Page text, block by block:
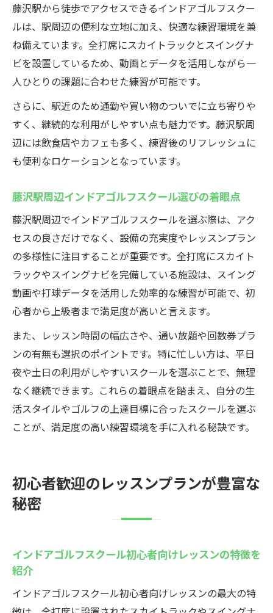
インドアゴルフスクールは季節を問わず通
える利点がある
安定した練習環境でゴルフ上達に集中でき
るスクール選び
自分の生活に合わせやすいゴルフ練習の新常識
インドアゴルフスクールは生活リズムに合
わせて通える
回数券や通い放題など多彩なプランが便利
なインドアゴルフスクール
藤沢駅近インドアゴルフスクールで無理な
く継続練習が可能
自分のペースで選べるインドアゴルフスク
ールのレッスン体系
インドアゴルフスクールは忙しい方にも続
けやすい
藤沢駅から徒歩でアクセスできるインドアゴルフスクー
ルは、駅周辺の便利な立地に加え、快適な練習環境を兼
ね備えています。全打席にスカイトラックとスイングナ
ビを設置しているため、動画とデータを活用しながら一
人ひとりの課題に合わせた練習が可能です。
さらに、駅近のため通勤や買い物のついでに立ち寄りや
すく、継続的な利用がしやすい点も魅力です。藤沢駅周
辺には飲食店やカフェも多く、練習後のリフレッシュに
も便利なロケーションとなっています。
藤沢駅周辺インドアゴルフスクール選びの着眼点
藤沢駅周辺でインドアゴルフスクールを選ぶ際は、アク
セスの良さだけでなく、設備の充実度やレッスンプラン
の多様性に注目することが重要です。全打席にスカイト
ラックやスイングナビを完備している施設は、スイング
動画や打球データを活用した効率的な練習が可能で、初
心者から上級者まで満足度が高いと言えます。
また、レッスン時間の幅広さや、通い放題や回数券プラ
ンの有無も選択のポイントです。特に忙しい方は、平日
夜や土日の利用がしやすいスクールを選ぶことで、無理
なく継続できます。これらの着眼点を踏まえ、自分の生
活スタイルやゴルフの上達目標に合ったスクールを選ぶ
ことが、満足度の高い練習環境を手に入れる秘訣です。
初心者歓迎のレッスンプランが豊富な
秘密
インドアゴルフスクール初心者向けレッスンの特徴を
紹介
インドアゴルフスクール初心者向けレッスンの最大の特